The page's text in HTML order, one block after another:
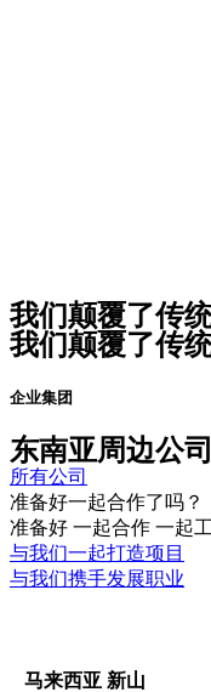
我们颠覆了传
我们颠覆了传
企业集团
东南亚周边公司
所有公司
准备好一起合作了吗？
准备好 一起合作 一起
与我们一起打造项目
与我们携手发展职业
马来西亚 新山